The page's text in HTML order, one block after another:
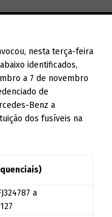
nesta terça-feira
identificados,
a 7 de novembro
de
Benz a
dos fusíveis na
a